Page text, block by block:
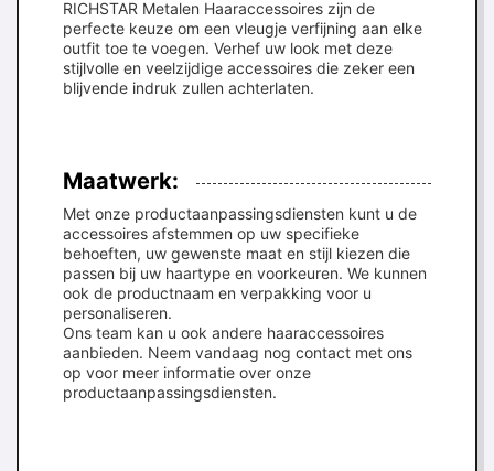
RICHSTAR Metalen Haaraccessoires zijn de
perfecte keuze om een vleugje verfijning aan elke
outfit toe te voegen. Verhef uw look met deze
stijlvolle en veelzijdige accessoires die zeker een
blijvende indruk zullen achterlaten.
Maatwerk:
Met onze productaanpassingsdiensten kunt u de
accessoires afstemmen op uw specifieke
behoeften, uw gewenste maat en stijl kiezen die
passen bij uw haartype en voorkeuren. We kunnen
ook de productnaam en verpakking voor u
personaliseren.
Ons team kan u ook andere haaraccessoires
aanbieden. Neem vandaag nog contact met ons
op voor meer informatie over onze
productaanpassingsdiensten.